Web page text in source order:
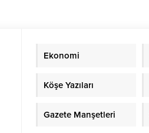
Ekonomi
Köşe Yazıları
Gazete Manşetleri